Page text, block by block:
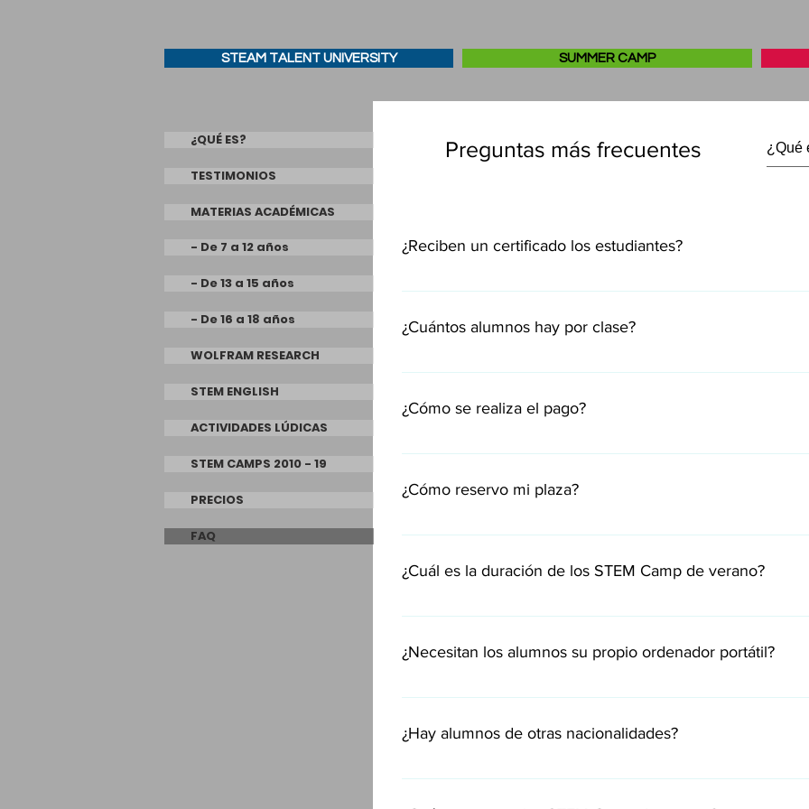
Preguntas más frecuentes
¿Reciben un certificado los estudiantes?
Sí, reciben un certificado de participación. Además, los
¿Cuántos alumnos hay por clase?
Normalmente hay un máximo de 15 alumnos por clase,
¿Cómo se realiza el pago?
El pago se realiza por transferencia bancaria, una vez se haya
¿Cómo reservo mi plaza?
Envíanos un correo a info@stem-talent.com y te enviaremos la
¿Cuál es la duración de los STEM Camp de verano?
El STEM Camp de verano tiene una duración de 6 semanas, del
¿Necesitan los alumnos su propio ordenador portátil?
Todos los alumnos han de disponer de un ordenador portátil
¿Hay alumnos de otras nacionalidades?
En las diferentes actividades de las Escuelas Talento
STEAM TALENT UNIVERSITY SUMMER CAMP
¿QUÉ ES?
TESTIMONIOS
MATERIAS ACADÉMICAS
- De 7 a 12 años
- De 13 a 15 años
- De 16 a 18 años
WOLFRAM RESEARCH
STEM ENGLISH
ACTIVIDADES LÚDICAS
STEM CAMPS 2010 - 19
PRECIOS
FAQ